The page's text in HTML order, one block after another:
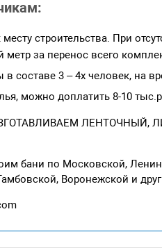
месту строительства. При
метр за перенос всего
составе 3 – 4х человек, на
можно доплатить 8-10
ЛЕНТОЧНЫЙ,
бани по Московской,
Воронежской и